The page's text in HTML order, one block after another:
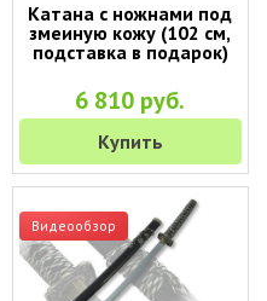
Катана с ножнами под
змеиную кожу (102 см,
подставка в подарок)
6 810 руб.
Купить
Видеообзор